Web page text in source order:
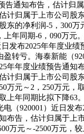
告通知布告，估计归
计归属于上市公司
的净利润-5，300
年同期-6，090万
发布2025年年度业
转亏。海泰新能（
年年度业绩预告通
计归属于上市公司
元～2，250万元，
上年同期比拟下降63
（920001）近日发
布告，估计归属于
万元～-2500万元，